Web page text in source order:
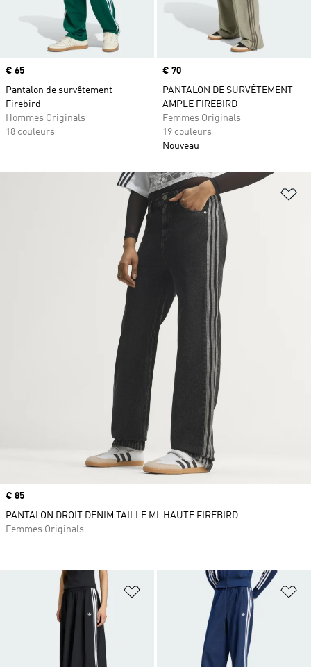
Prix
€ 65
Pantalon de survêtement
Firebird
Hommes Originals
18 couleurs
Prix
€ 70
PANTALON DE SURVÊTEMENT
AMPLE FIREBIRD
Femmes Originals
19 couleurs
Nouveau
Ajouter à la Liste de produits
Prix
€ 85
PANTALON DROIT DENIM TAILLE MI-HAUTE FIREBIRD
Femmes Originals